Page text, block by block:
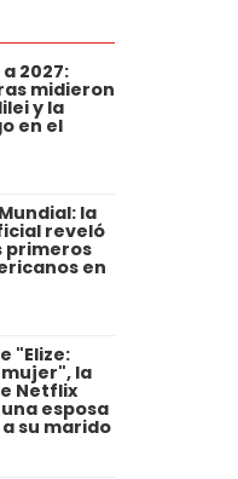
2027:
midieron
y la
en el
la
reveló
primeros
en
"Elize:
la
Netflix
esposa
su marido